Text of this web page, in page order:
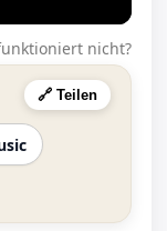
nicht?
🔗 Teilen